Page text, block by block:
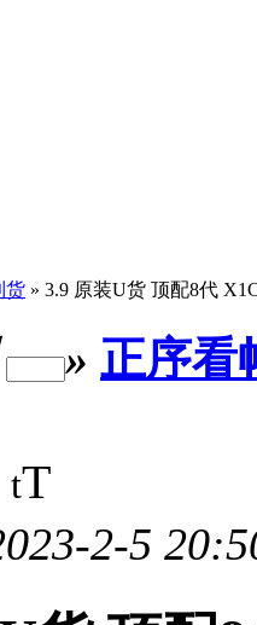
货 » 3.9 原装U货 顶配8代
» 正序看
tT
2-5